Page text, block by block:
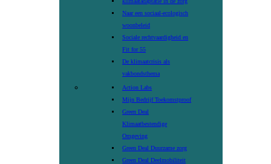
Naar een sociaal-ecologisch
woonbeleid
Sociale rechtvaardigheid en
Fit for 55
De klimaatcrisis als
vakbondsthema
Action Labs
Mijn Bedrijf Toekomstproof
Green Deal
Klimaatbestendige
Omgeving
Green Deal Duurzame zorg
Green Deal Deelmobiliteit